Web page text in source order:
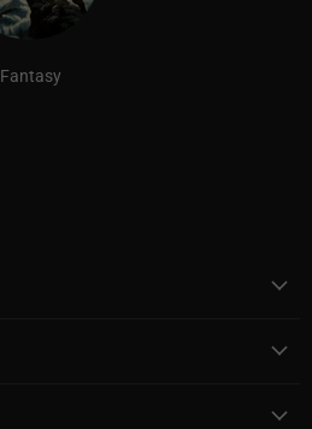
Fantasy